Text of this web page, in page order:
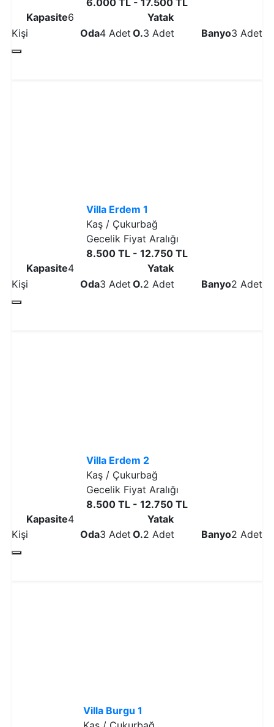
6.000 TL - 17.500 TL
Kapasite6
Kişi
Oda4 Adet
Yatak
O.3 Adet Banyo3 Adet
Villa Erdem 1
Kaş / Çukurbağ
Gecelik Fiyat Aralığı
8.500 TL - 12.750 TL
Kapasite4
Kişi
Oda3 Adet
Yatak
O.2 Adet Banyo2 Adet
Villa Erdem 2
Kaş / Çukurbağ
Gecelik Fiyat Aralığı
8.500 TL - 12.750 TL
Kapasite4
Kişi
Oda3 Adet
Yatak
O.2 Adet Banyo2 Adet
Villa Burgu 1